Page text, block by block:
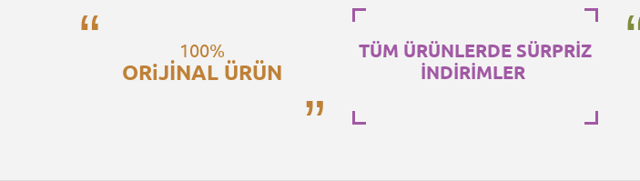
100%
ORiJİNAL ÜRÜN
TÜM ÜRÜNLERDE SÜRPRİZ
İNDİRİMLER